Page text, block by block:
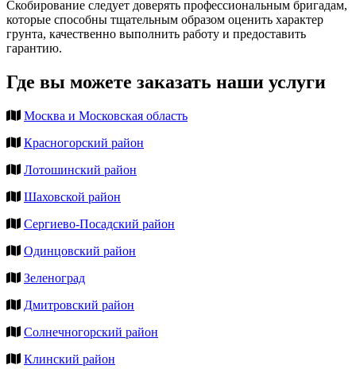
Скобирование следует доверять профессиональным бригадам,
которые способны тщательным образом оценить характер
грунта, качественно выполнить работу и предоставить
гарантию.
Где вы можете заказать наши услуги
Москва и Московская область
Красногорский район
Лотошинский район
Шаховской район
Сергиево-Посадский район
Одинцовский район
Зеленоград
Дмитровский район
Солнечногорский район
Клинский район